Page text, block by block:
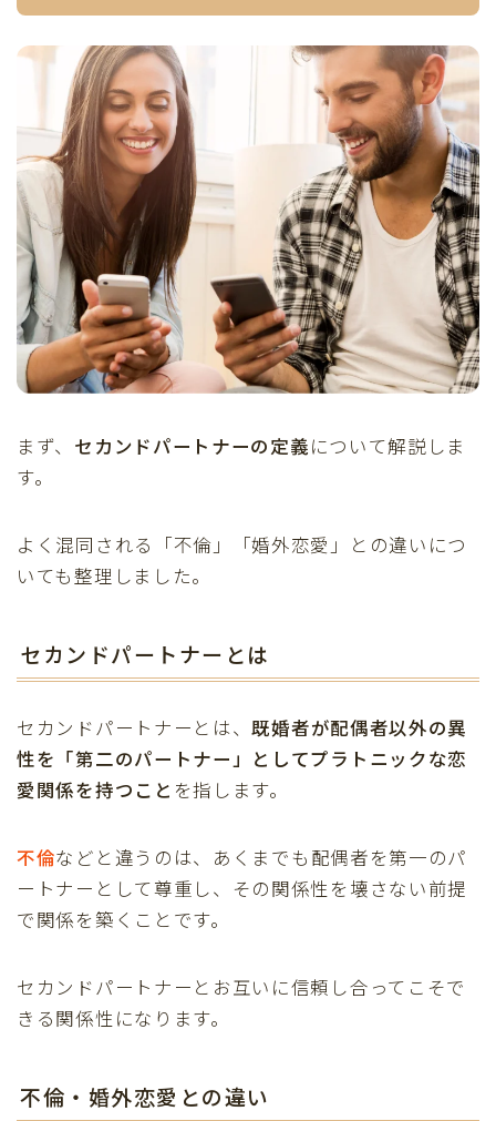
まず、 セカンドパートナーの定義について解説しま
す。
よく混同される「不倫」「婚外恋愛」との違いにつ
いても整理しました。
セカンドパートナーとは
セカンドパートナーとは、既婚者が配偶者以外の異
性を「第二のパートナー」としてプラトニックな恋
愛関係を持つこと を指します。
不倫などと違うのは、あくまでも配偶者を第一のパ
ートナーとして尊重し、その関係性を壊さない前提
で関係を築くことです。
セカンドパートナーとお互いに信頼し合ってこそで
きる関係性になります。
不倫・婚外恋愛との違い